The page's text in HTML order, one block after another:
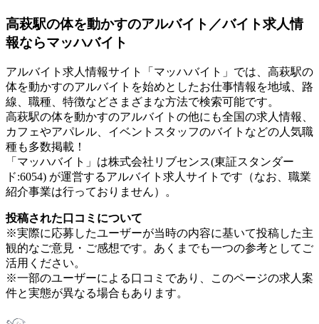
高萩駅の体を動かすのアルバイト／バイト求人情
報ならマッハバイト
アルバイト求人情報サイト「マッハバイト」では、高萩駅の
体を動かすのアルバイトを始めとしたお仕事情報を地域、路
線、職種、特徴などさまざまな方法で検索可能です。
高萩駅の体を動かすのアルバイトの他にも全国の求人情報、
カフェやアパレル、イベントスタッフのバイトなどの人気職
種も多数掲載！
「マッハバイト」は株式会社リブセンス(東証スタンダー
ド:6054) が運営するアルバイト求人サイトです（なお、職業
紹介事業は行っておりません）。
投稿された口コミについて
※実際に応募したユーザーが当時の内容に基いて投稿した主
観的なご意見・ご感想です。あくまでも一つの参考としてご
活用ください。
※一部のユーザーによる口コミであり、このページの求人案
件と実態が異なる場合もあります。